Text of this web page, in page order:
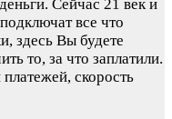
Сейчас 21 век и
все что
здесь Вы будете
то, за что заплатили.
скорость